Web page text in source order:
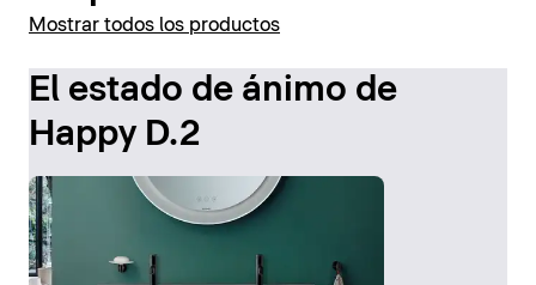
Mostrar todos los productos
El estado de ánimo de
Happy D.2